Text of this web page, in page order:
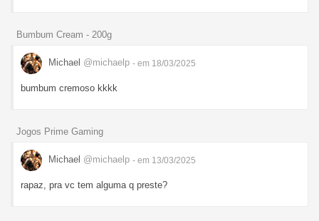
Bumbum Cream - 200g
Michael @michaelp - em 18/03/2025
bumbum cremoso kkkk
Jogos Prime Gaming
Michael @michaelp - em 13/03/2025
rapaz, pra vc tem alguma q preste?